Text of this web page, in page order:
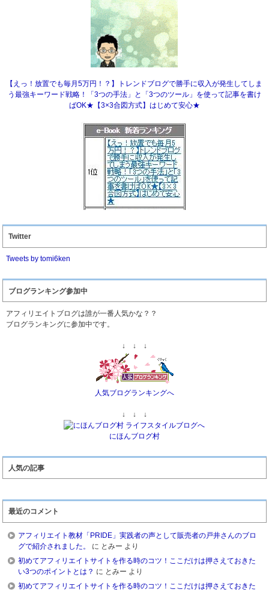
【えっ！放置でも毎月5万円！？】トレンドブログで勝手に収入が発生してしま
う最強キーワード戦略！「3つの手法」と「3つのツール」を使って記事を書け
ばOK★【3×3合図方式】はじめて安心★
Twitter
Tweets by tomi6ken
ブログランキング参加中
アフィリエイトブログは誰が一番人気かな？？
ブログランキングに参加中です。
↓ ↓ ↓
人気ブログランキングへ
↓ ↓ ↓
にほんブログ村
人気の記事
最近のコメント
アフィリエイト教材「PRIDE」実践者の声として販売者の戸井さんのブロ
グで紹介されました。
に とみー より
初めてアフィリエイトサイトを作る時のコツ！ここだけは押さえておきた
い3つのポイントとは？ に とみー より
初めてアフィリエイトサイトを作る時のコツ！ここだけは押さえておきた